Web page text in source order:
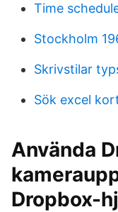
Time
Stockholm
Skrivstilar
Sök excel
Använda
Dropbox-